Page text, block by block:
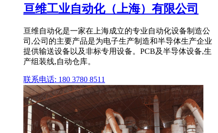
亘维工业自动化（上海）有限公司
亘维自动化是一家在上海成立的专业自动化设备制造公
司,公司的主要产品是为电子生产制造和半导体生产企业
提供输送设备以及非标专用设备。PCB及半导体设备,生
产组装线,自动仓库。
联系电话: 180 3780 8511